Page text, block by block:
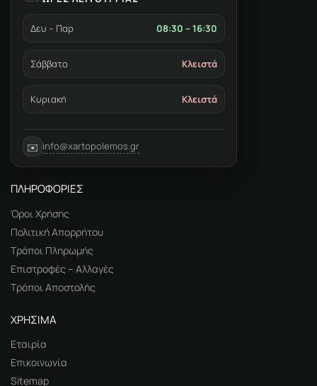
Δευ – Παρ 08:30 – 16:30
Σάββατο Κλειστά
Κυριακή Κλειστά
✉️ info@xartopolemos.gr
ΠΛΗΡΟΦΟΡΙΕΣ
Όροι Χρήσης
Πολιτική Απορρήτου
Τρόποι Πληρωμής
Επιστροφές – Αλλαγές
Τρόποι Αποστολής
ΧΡΗΣΙΜΑ
Εταιρία
Επικοινωνία
Sitemap